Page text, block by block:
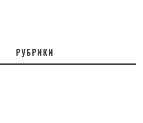
РУБРИКИ